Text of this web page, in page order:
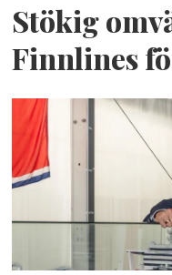
Stökig
Finnlines